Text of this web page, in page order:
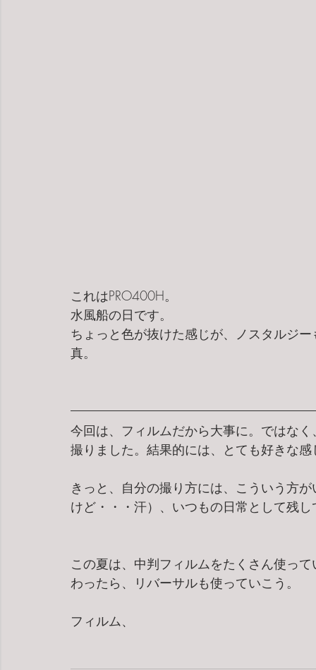
これはPRO400H。
水風船の日です。
ちょっと色が抜けた感じが、ノスタルジ
真。
今回は、フィルムだから大事に。ではな
撮りました。結果的には、とても好きな
きっと、自分の撮り方には、こういう方
けど・・・汗）、いつもの日常として残し
この夏は、中判フィルムをたくさん使っ
わったら、リバーサルも使っていこう。
フィルム、